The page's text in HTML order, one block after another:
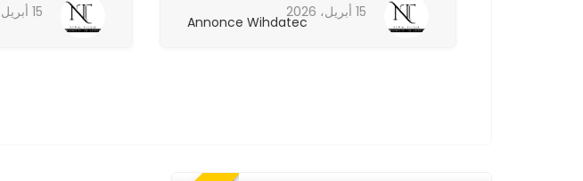
Annonce Wihdatec
15 أبريل، 2026 15 أبريل، 2026